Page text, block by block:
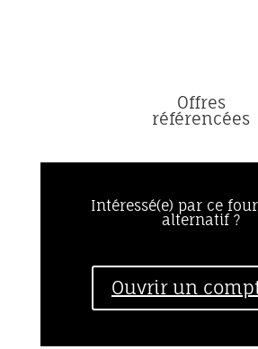
Offres
référencées
Intéressé(e) par ce
alternatif ?
Ouvrir un